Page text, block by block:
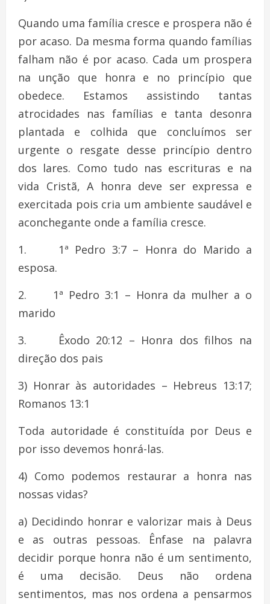
Quando uma família cresce e prospera não é
por acaso. Da mesma forma quando famílias
falham não é por acaso. Cada um prospera
na unção que honra e no princípio que
obedece. Estamos assistindo tantas
atrocidades nas famílias e tanta desonra
plantada e colhida que concluímos ser
urgente o resgate desse princípio dentro
dos lares. Como tudo nas escrituras e na
vida Cristã, A honra deve ser expressa e
exercitada pois cria um ambiente saudável e
aconchegante onde a família cresce.
1. 1ª Pedro 3:7 – Honra do Marido a
esposa.
2. 1ª Pedro 3:1 – Honra da mulher a o
marido
3. Êxodo 20:12 – Honra dos filhos na
direção dos pais
3) Honrar às autoridades – Hebreus 13:17;
Romanos 13:1
Toda autoridade é constituída por Deus e
por isso devemos honrá-las.
4) Como podemos restaurar a honra nas
nossas vidas?
a) Decidindo honrar e valorizar mais à Deus
e as outras pessoas. Ênfase na palavra
decidir porque honra não é um sentimento,
é uma decisão. Deus não ordena
sentimentos, mas nos ordena a pensarmos